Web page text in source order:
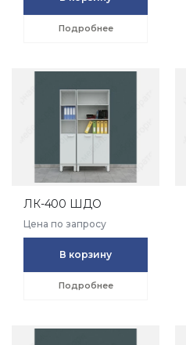
Подробнее
ЛК-400 ШДО
Цена по запросу
В корзину
Подробнее